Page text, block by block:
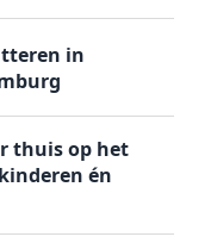
in
thuis op het
én